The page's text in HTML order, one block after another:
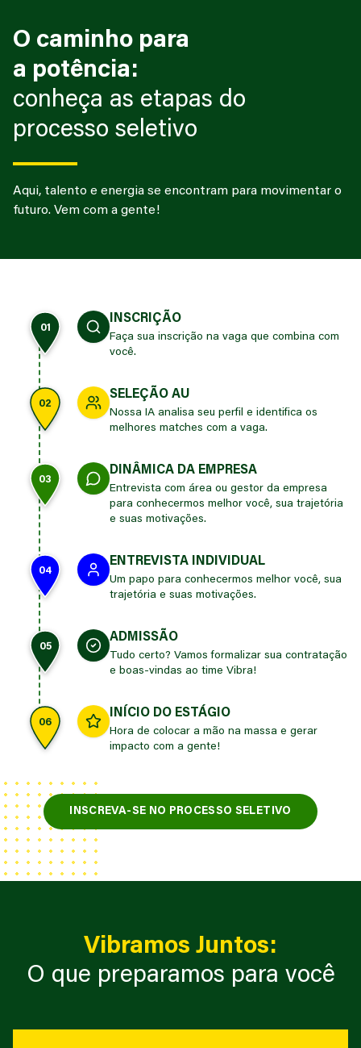
O caminho para
a potência:
conheça as etapas do
processo seletivo
Aqui, talento e energia se encontram para movimentar o
futuro. Vem com a gente!
01
INSCRIÇÃO
Faça sua inscrição na vaga que combina com
você.
02
SELEÇÃO AU
Nossa IA analisa seu perfil e identifica os
melhores matches com a vaga.
03
DINÂMICA DA EMPRESA
Entrevista com área ou gestor da empresa
para conhecermos melhor você, sua trajetória
e suas motivações.
04
ENTREVISTA INDIVIDUAL
Um papo para conhecermos melhor você, sua
trajetória e suas motivações.
05
ADMISSÃO
Tudo certo? Vamos formalizar sua contratação
e boas-vindas ao time Vibra!
06
INÍCIO DO ESTÁGIO
Hora de colocar a mão na massa e gerar
impacto com a gente!
INSCREVA-SE NO PROCESSO SELETIVO
Vibramos Juntos:
O que preparamos para você